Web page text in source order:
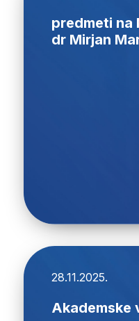
predmeti na
dr Mirjan
28.11.2025.
Akademske